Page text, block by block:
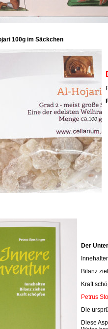
100g im Säckchen
Der
Bilanz
Kraft
Petrus
Die
Diese